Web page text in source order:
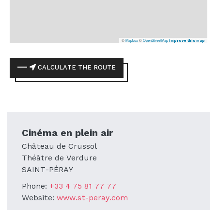
Cinéma en plein air
Château de Crussol
Théâtre de Verdure
SAINT-PÉRAY
Phone: +33 4 75 81 77 77
Website: www.st-peray.com
©Mapbox©OpenStreetMap Improve this map
CALCULATE THE ROUTE